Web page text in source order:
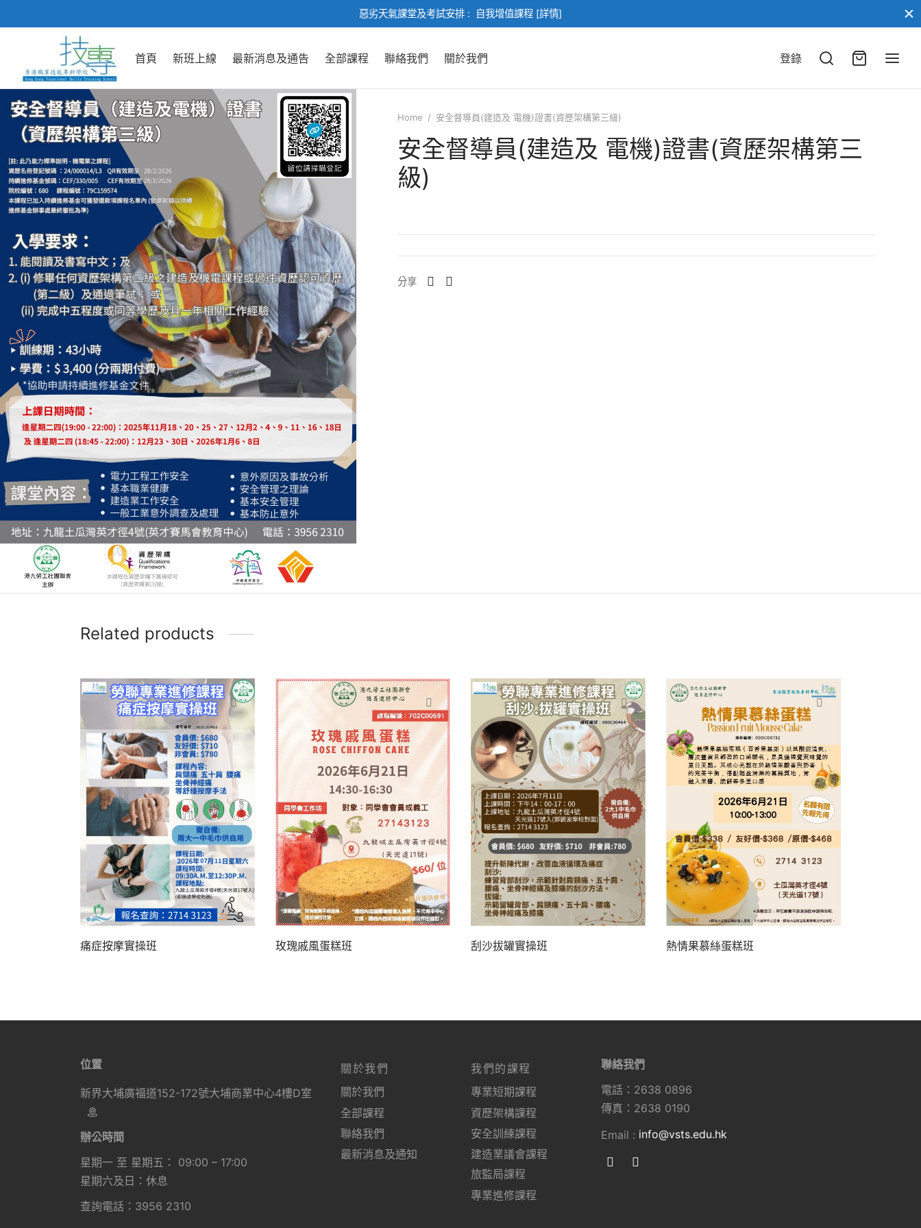
惡劣天氣課堂及考試安排 : 自我增值課程 [詳情]
首頁 新班上線 最新消息及通告 全部課程 聯絡我們 關於我們 登錄
Home / 安全督導員(建造及 電機)證書(資歷架構第三級)
安全督導員(建造及 電機)證書(資歷架構第三
級)
分享
Related products
痛症按摩實操班 玫瑰戚風蛋糕班 刮沙拔罐實操班 熱情果慕絲蛋糕班
位置
新界大埔廣福道152-172號大埔商業中心4樓D室
辦公時間
星期一 至 星期五： 09:00 – 17:00
星期六及日：休息
查詢電話：3956 2310
關於我們
關於我們
全部課程
聯絡我們
最新消息及通知
我們的課程
專業短期課程
資歷架構課程
安全訓練課程
建造業議會課程
旅監局課程
專業進修課程
聯絡我們
電話：2638 0896
傳真：2638 0190
Email : info@vsts.edu.hk